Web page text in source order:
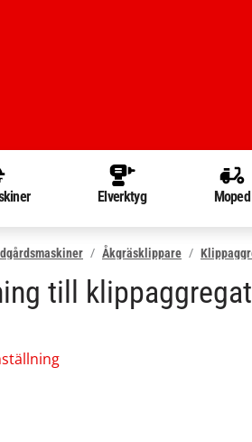
Elverktyg Moped
Åkgräsklippare
till klippaggregat